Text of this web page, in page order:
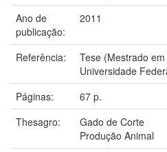
Ano de
publicação:
2011
Referência:
Tese (Mestrado
Universidade
Páginas:
67 p.
Thesagro:
Gado de Corte
Produção Animal